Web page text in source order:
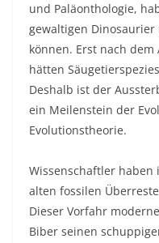
und Paläonthologie,
gewaltigen
können. Erst nach
hätten
Deshalb ist der
ein Meilenstein der
Evolutionstheorie.
Wissenschaftler haben
alten fossilen
Dieser Vorfahr
Biber seinen